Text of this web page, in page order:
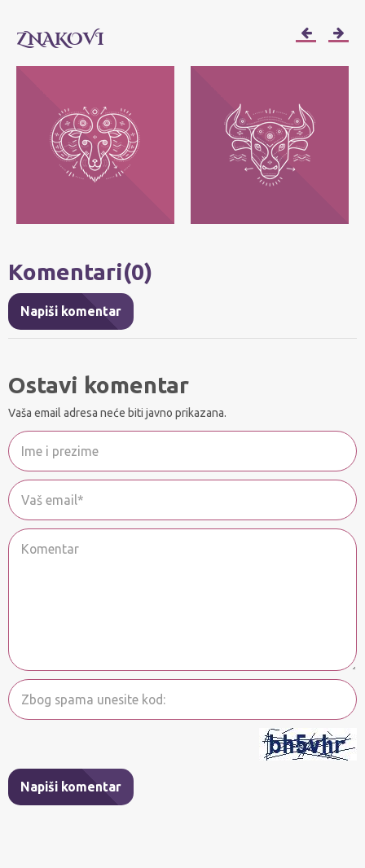
ZNAKOVI
OVAN
Njihov moto je: Ja sam! Najvažnije im je
da svako može da bude ono što jeste, bez
pretvaranja.
BIK
Njihov moto je: Ja imam - posedujem!
Najvažnije im je da zadrže ono što im
pripada.
Komentari(0)
Napiši komentar
Ostavi komentar
Vaša email adresa neće biti javno prikazana.
Napiši komentar